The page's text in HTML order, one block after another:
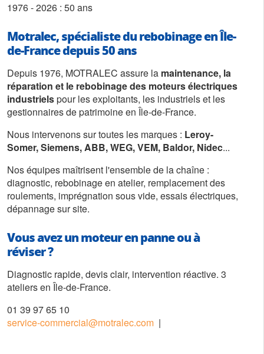
1976 - 2026 : 50 ans
Motralec, spécialiste du rebobinage en Île-
de-France depuis 50 ans
Depuis 1976, MOTRALEC assure la maintenance, la
réparation et le rebobinage des moteurs électriques
industrielspour les exploitants, les industriels et les
gestionnaires de patrimoine en Île-de-France.
Nous intervenons sur toutes les marques : Leroy-
Somer, Siemens, ABB, WEG, VEM, Baldor, Nidec...
Nos équipes maîtrisent l'ensemble de la chaîne :
diagnostic, rebobinage en atelier, remplacement des
roulements, imprégnation sous vide, essais électriques,
dépannage sur site.
Vous avez un moteur en panne ou à
réviser ?
Diagnostic rapide, devis clair, intervention réactive. 3
ateliers en Île-de-France.
01 39 97 65 10
service-commercial@motralec.com |